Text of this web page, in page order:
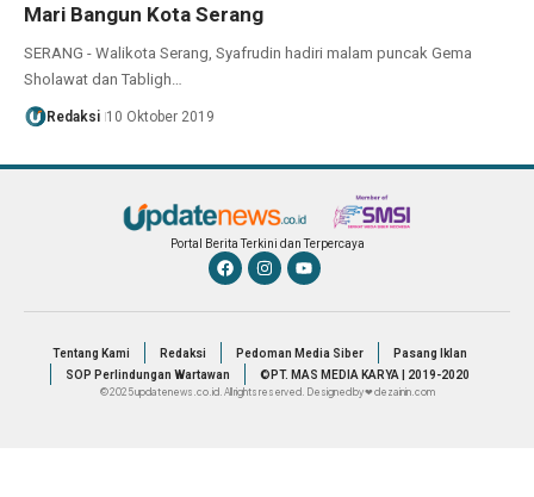
Mari Bangun Kota Serang
SERANG - Walikota Serang, Syafrudin hadiri malam puncak Gema
Sholawat dan Tabligh…
Redaksi 10 Oktober 2019
Portal Berita Terkini dan Terpercaya
Tentang Kami Redaksi Pedoman Media Siber
Pasang Iklan
SOP Perlindungan Wartawan
©PT. MAS MEDIA KARYA | 2019-2020
© 2025 updatenews.co.id. All rights reserved. Designed by ❤ dezainin.com